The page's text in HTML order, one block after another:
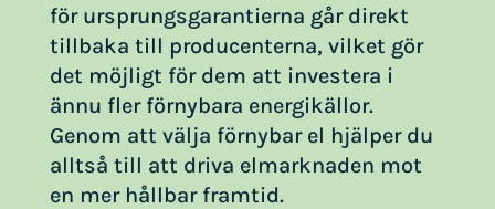
för ursprungsgarantierna går direkt
tillbaka till producenterna, vilket gör
det möjligt för dem att investera i
ännu fler förnybara energikällor.
Genom att välja förnybar el hjälper du
alltså till att driva elmarknaden mot
en mer hållbar framtid.